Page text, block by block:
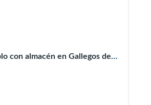
con almacén en Gallegos de